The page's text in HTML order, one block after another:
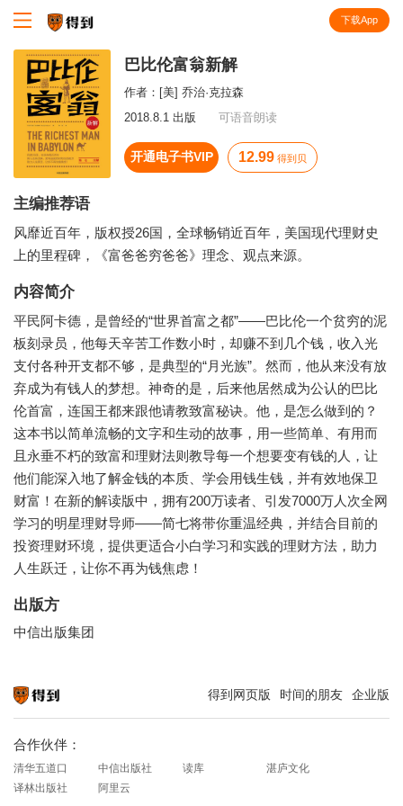
下载App
巴比伦富翁新解
作者： [美] 乔治·克拉森
2018.8.1 出版
可语音朗读
开通电子书VIP 12.99 得到贝
主编推荐语
风靡近百年，版权授26国，全球畅销近百年，美国现代理财史
上的里程碑，《富爸爸穷爸爸》理念、观点来源。
内容简介
平民阿卡德，是曾经的“世界首富之都”——巴比伦一个贫穷的泥
板刻录员，他每天辛苦工作数小时，却赚不到几个钱，收入光
支付各种开支都不够，是典型的“月光族”。然而，他从来没有放
弃成为有钱人的梦想。神奇的是，后来他居然成为公认的巴比
伦首富，连国王都来跟他请教致富秘诀。他，是怎么做到的？
这本书以简单流畅的文字和生动的故事，用一些简单、有用而
且永垂不朽的致富和理财法则教导每一个想要变有钱的人，让
他们能深入地了解金钱的本质、学会用钱生钱，并有效地保卫
财富！在新的解读版中，拥有200万读者、引发7000万人次全网
学习的明星理财导师——简七将带你重温经典，并结合目前的
投资理财环境，提供更适合小白学习和实践的理财方法，助力
人生跃迁，让你不再为钱焦虑！
出版方
中信出版集团
得到网页版 时间的朋友 企业版
合作伙伴：
清华五道口 中信出版社 读库
湛庐文化
译林出版社
阿里云